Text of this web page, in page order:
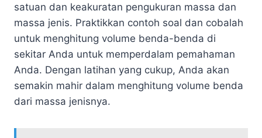
satuan dan keakuratan pengukuran massa dan
massa jenis. Praktikkan contoh soal dan cobalah
untuk menghitung volume benda-benda di
sekitar Anda untuk memperdalam pemahaman
Anda. Dengan latihan yang cukup, Anda akan
semakin mahir dalam menghitung volume benda
dari massa jenisnya.